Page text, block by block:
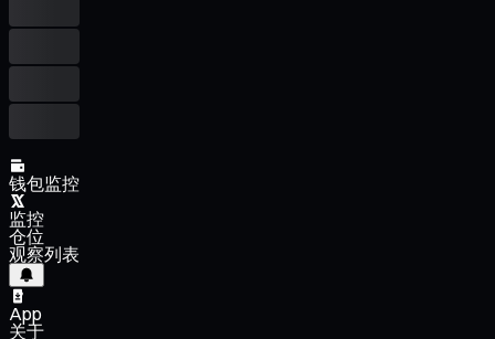
钱包监控
监控
仓位
观察列表
App
关于